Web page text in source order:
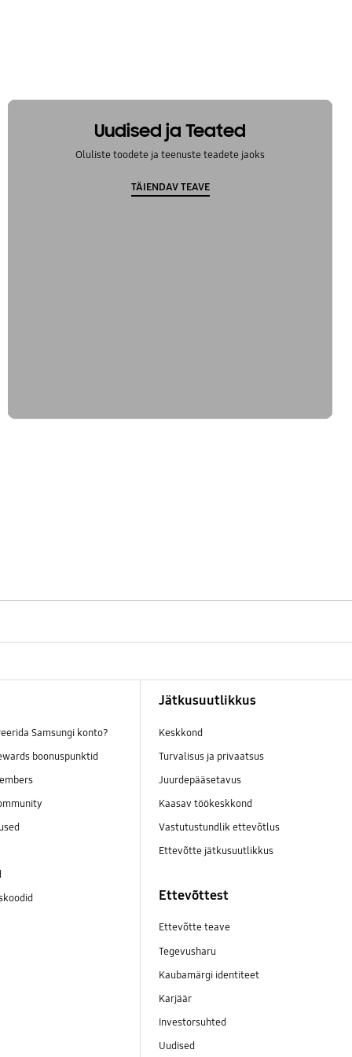
Uudised ja Teated
Oluliste toodete ja teenuste teadete jaoks
TÄIENDAV TEAVE
Samsungi konto?
boonuspunktid
Jätkusuutlikkus
Keskkond
Turvalisus ja privaatsus
Juurdepääsetavus
Kaasav töökeskkond
Vastutustundlik ettevõtlus
Ettevõtte jätkusuutlikkus
Ettevõttest
Ettevõtte teave
Tegevusharu
Kaubamärgi identiteet
Karjäär
Investorsuhted
Uudised